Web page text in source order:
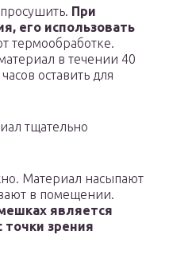
При
его использовать
термообработке.
в течении 40
оставить для
тщательно
Материал насыпают
в помещении.
является
зрения